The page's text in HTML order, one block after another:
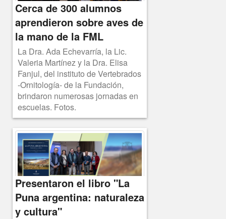
Cerca de 300 alumnos
aprendieron sobre aves de
la mano de la FML
La Dra. Ada Echevarría, la Lic.
Valeria Martínez y la Dra. Elisa
Fanjul, del instituto de Vertebrados
-Ornitología- de la Fundación,
brindaron numerosas jornadas en
escuelas. Fotos.
Presentaron el libro "La
Puna argentina: naturaleza
y cultura"